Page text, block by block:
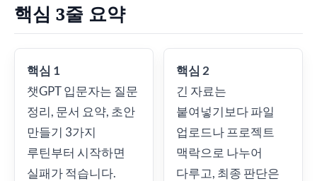
핵심 3줄 요약
핵심 1
챗GPT 입문자는 질문
정리, 문서 요약, 초안
만들기 3가지
루틴부터 시작하면
실패가 적습니다.
핵심 2
긴 자료는
붙여넣기보다 파일
업로드나 프로젝트
맥락으로 나누어
다루고, 최종 판단은